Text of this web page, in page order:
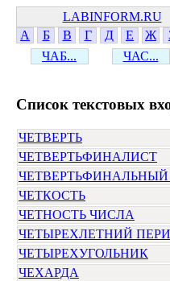
LABINFORM.RU
А
Б В Г Д Е Ж
ЧАБ...
ЧАС...
Cписок текстовых
ЧЕТВЕРТЬ
ЧЕТВЕРТЬФИНАЛИСТ
ЧЕТКОСТЬ
ЧЕТНОСТЬ ЧИСЛА
ЧЕТЫРЕХЛЕТНИЙ
ЧЕТЫРЕХУГОЛЬНИК
ЧЕХАРДА